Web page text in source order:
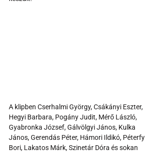
A klipben Cserhalmi György, Csákányi Eszter,
Hegyi Barbara, Pogány Judit, Mérő László,
Gyabronka József, Gálvölgyi János, Kulka
János, Gerendás Péter, Hámori Ildikó, Péterfy
Bori, Lakatos Márk, Szinetár Dóra és sokan